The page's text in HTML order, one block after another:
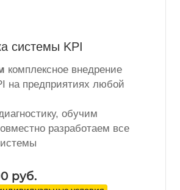
системы KPI
комплексное внедрение
на предприятиях любой
обучим
разработаем все
руб.